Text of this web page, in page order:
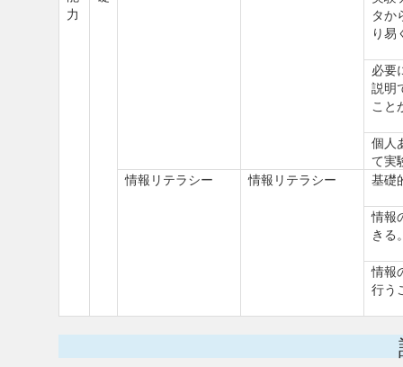
力
タか
り易
必要
説明
こと
個人
て実
情報リテラシー
情報リテラシー 基礎
情報
きる
情報
行う